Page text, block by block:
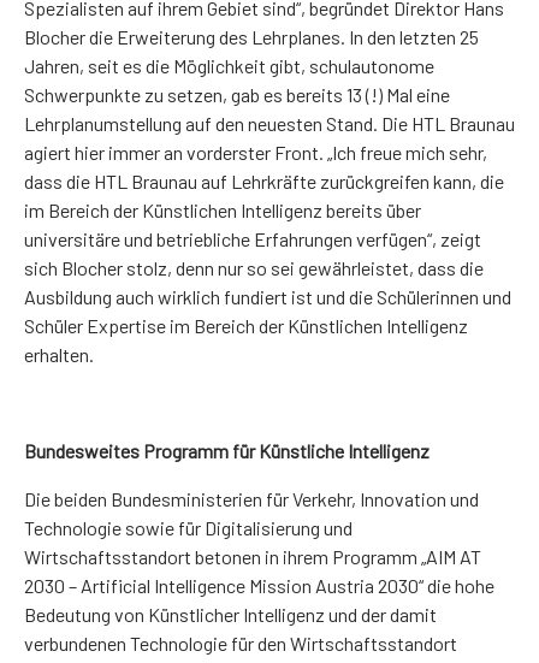
Spezialisten auf ihrem Gebiet sind“, begründet Direktor Hans
Blocher die Erweiterung des Lehrplanes. In den letzten 25
Jahren, seit es die Möglichkeit gibt, schulautonome
Schwerpunkte zu setzen, gab es bereits 13 (!) Mal eine
Lehrplanumstellung auf den neuesten Stand. Die HTL Braunau
agiert hier immer an vorderster Front. „Ich freue mich sehr,
dass die HTL Braunau auf Lehrkräfte zurückgreifen kann, die
im Bereich der Künstlichen Intelligenz bereits über
universitäre und betriebliche Erfahrungen verfügen“, zeigt
sich Blocher stolz, denn nur so sei gewährleistet, dass die
Ausbildung auch wirklich fundiert ist und die Schülerinnen und
Schüler Expertise im Bereich der Künstlichen Intelligenz
erhalten.
Bundesweites Programm für Künstliche Intelligenz
Die beiden Bundesministerien für Verkehr, Innovation und
Technologie sowie für Digitalisierung und
Wirtschaftsstandort betonen in ihrem Programm „AIM AT
2030 – Artificial Intelligence Mission Austria 2030“ die hohe
Bedeutung von Künstlicher Intelligenz und der damit
verbundenen Technologie für den Wirtschaftsstandort